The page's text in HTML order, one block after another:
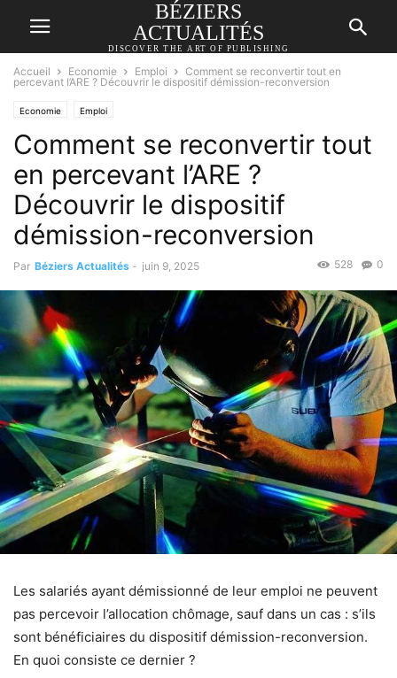
BÉZIERS
ACTUALITÉS
DISCOVER THE ART OF PUBLISHING
Accueil Economie Emploi
Comment se reconvertir tout en
percevant l’ARE ? Découvrir le dispositif démission-reconversion
Economie Emploi
Comment se reconvertir tout
en percevant l’ARE ?
Découvrir le dispositif
démission-reconversion
Par Béziers Actualités - juin 9, 2025 0
528
Les salariés ayant démissionné de leur emploi ne peuvent
pas percevoir l’allocation chômage, sauf dans un cas : s’ils
sont bénéficiaires du dispositif démission-reconversion.
En quoi consiste ce dernier ?